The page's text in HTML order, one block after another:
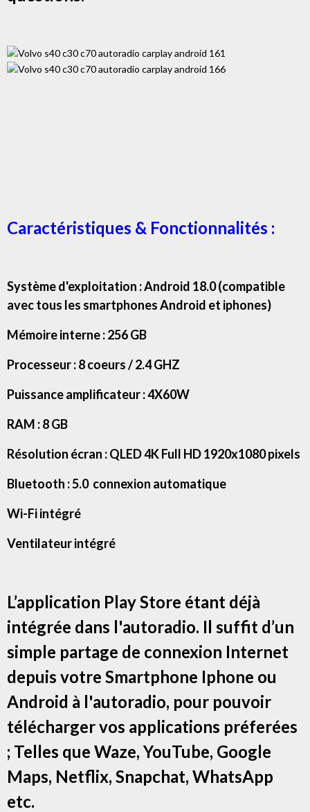
Caractéristiques & Fonctionnalités :
Système d'exploitation : Android 18.0 (compatible
avec tous les smartphones Android et iphones)
Mémoire interne : 256 GB
Processeur : 8 coeurs / 2.4 GHZ
Puissance amplificateur : 4X60W
RAM : 8 GB
Résolution écran : QLED 4K Full HD 1920x1080 pixels
Bluetooth : 5.0 connexion automatique
Wi-Fi intégré
Ventilateur intégré
L’application Play Store étant déjà
intégrée dans l'autoradio. Il suffit d’un
simple partage de connexion Internet
depuis votre Smartphone Iphone ou
Android à l'autoradio, pour pouvoir
télécharger vos applications préferées
; Telles que Waze, YouTube, Google
Maps, Netflix, Snapchat, WhatsApp
etc.